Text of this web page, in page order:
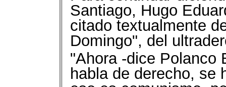
Santiago, Hugo
citado textualmente
Domingo", del
"Ahora -dice Polanco
habla de derecho, se